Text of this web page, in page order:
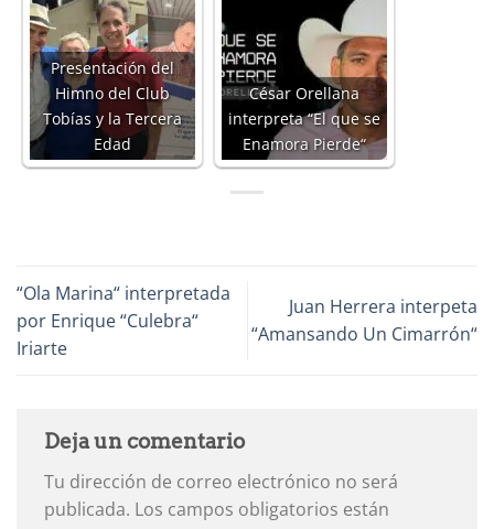
Presentación del
Himno del Club
Tobías y la Tercera
Edad
César Orellana
interpreta “El que se
Enamora Pierde“
“Ola Marina“ interpretada
por Enrique “Culebra“
Iriarte
Juan Herrera interpeta
“Amansando Un Cimarrón“
Deja un comentario
Tu dirección de correo electrónico no será
publicada. Los campos obligatorios están